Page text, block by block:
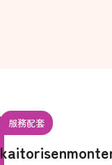
服務配套